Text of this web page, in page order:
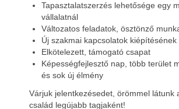
Tapasztalatszerzés lehetősége egy
vállalatnál
Változatos feladatok, ösztönző
Új szakmai kapcsolatok kiépítésének
Elkötelezett, támogató csapat
Képességfejlesztő nap, több terület
és sok új élmény
Várjuk jelentkezésedet, örömmel látunk
család legújabb tagjaként!